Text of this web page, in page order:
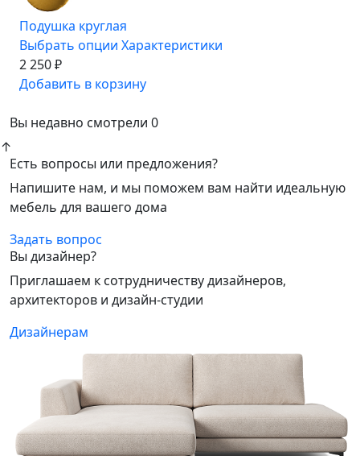
Подушка круглая
Выбрать опции Характеристики
2 250 ₽
Добавить в корзину
Вы недавно смотрели 0
↑
Есть вопросы или предложения?
Напишите нам, и мы поможем вам найти идеальную
мебель для вашего дома
Задать вопрос
Вы дизайнер?
Приглашаем к сотрудничеству дизайнеров,
архитекторов и дизайн-студии
Дизайнерам